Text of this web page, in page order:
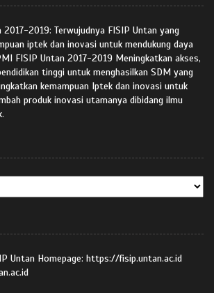
2019: Terwujudnya FISIP Untan yang
iptek dan inovasi untuk mendukung daya
FISIP Untan 2017-2019 Meningkatkan akses,
tinggi untuk menghasilkan SDM yang
kemampuan Iptek dan inovasi untuk
produk inovasi utamanya dibidang ilmu
Untan Homepage: https://fisip.untan.ac.id